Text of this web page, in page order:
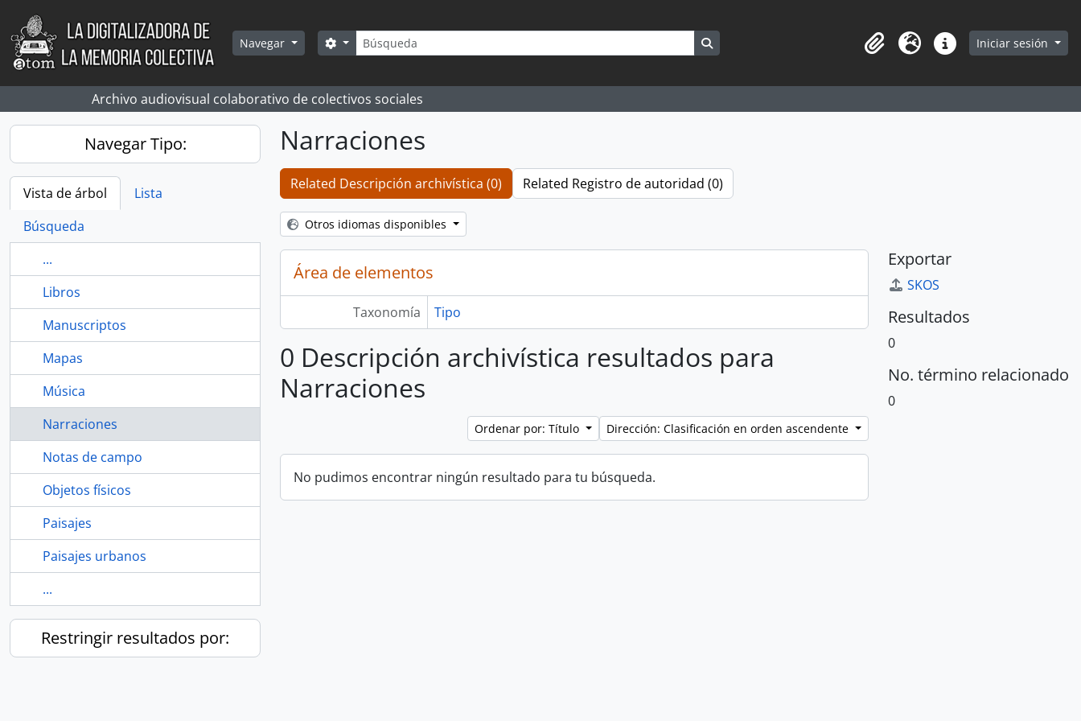
Skip to main content
Navegar Búsqueda
Search options Search in browse page
Portapapeles
Idioma Enlaces rápidos
Iniciar sesión
Archivo audiovisual colaborativo de colectivos sociales
Navegar Tipo:
Vista de árbol
Lista
Búsqueda
...
Libros
Manuscriptos
Mapas
Música
Narraciones
Notas de campo
Objetos físicos
Paisajes
Paisajes urbanos
...
Restringir resultados por:
Narraciones
Related Descripción archivística (0) Related Registro de autoridad (0)
Otros idiomas disponibles
Área de elementos
Taxonomía Tipo
0 Descripción archivística resultados para
Narraciones
Ordenar por: Título Dirección: Clasificación en orden ascendente
No pudimos encontrar ningún resultado para tu búsqueda.
Exportar
SKOS
Resultados
0
No. término relacionado
0